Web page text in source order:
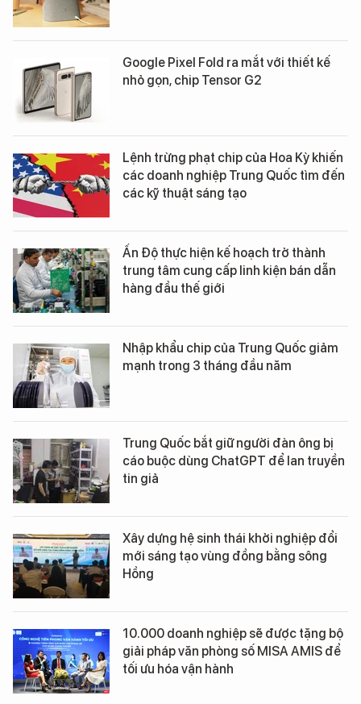
Google Pixel Fold ra mắt với thiết kế
nhỏ gọn, chip Tensor G2
Lệnh trừng phạt chip của Hoa Kỳ khiến
các doanh nghiệp Trung Quốc tìm đến
các kỹ thuật sáng tạo
Ấn Độ thực hiện kế hoạch trở thành
trung tâm cung cấp linh kiện bán dẫn
hàng đầu thế giới
Nhập khẩu chip của Trung Quốc giảm
mạnh trong 3 tháng đầu năm
Trung Quốc bắt giữ người đàn ông bị
cáo buộc dùng ChatGPT để lan truyền
tin giả
Xây dựng hệ sinh thái khởi nghiệp đổi
mới sáng tạo vùng đồng bằng sông
Hồng
10.000 doanh nghiệp sẽ được tặng bộ
giải pháp văn phòng số MISA AMIS để
tối ưu hóa vận hành